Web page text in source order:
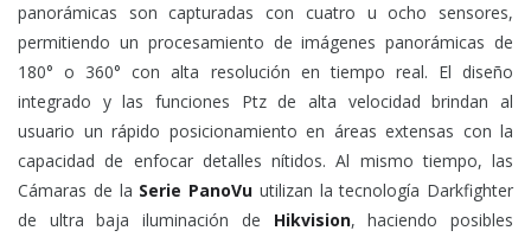
panorámicas son capturadas con cuatro u ocho sensores,
permitiendo un procesamiento de imágenes panorámicas de
180° o 360° con alta resolución en tiempo real. El diseño
integrado y las funciones Ptz de alta velocidad brindan al
usuario un rápido posicionamiento en áreas extensas con la
capacidad de enfocar detalles nítidos. Al mismo tiempo, las
Cámaras de la Serie PanoVu utilizan la tecnología Darkfighter
de ultra baja iluminación de Hikvision, haciendo posibles